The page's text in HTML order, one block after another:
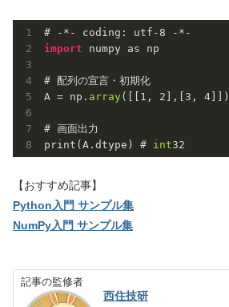
# -*- coding: utf -8
import numpy as np
# 配列の宣言・初期化
A = np. array([[ 1 , 2 ],[ 3 , 4]])
# 画面出力
print(A.dtype) # int32
【おすすめ記事】
Python入門 サンプル集
NumPy入門 サンプル集
記事の監修者
西住技研